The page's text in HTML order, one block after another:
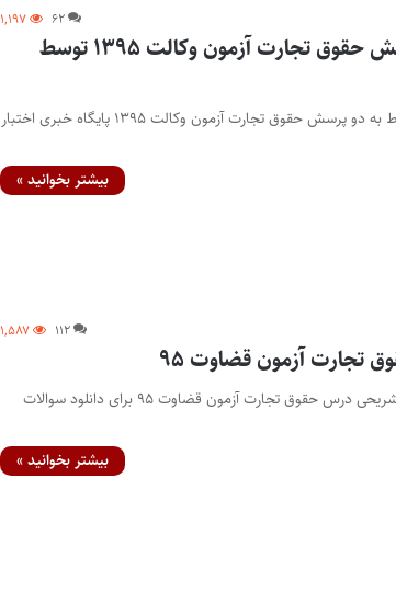
۶۲ ۱,۱۹۷
پاسخ به ابهامات مربوط به دو پرسش حقوق تجارت آزمون وکالت ۱۳۹۵ توسط
استاد فرشید فرحناکیان : پاسخ به ابهامات مربوط به دو پرسش حقوق تجارت آزمون وکالت ۱۳۹۵ پایگاه خبری اختبار
بیشتر بخوانید »
۱۱۲ ۱,۵۸۷
آزمون قضاوت ۹۵
اختصاصی پایگاه خبری اختبار سوالات و پاسخ تشریحی درس حقوق تجارت آزمون قضاوت ۹۵ برای دانلود سوالات
بیشتر بخوانید »